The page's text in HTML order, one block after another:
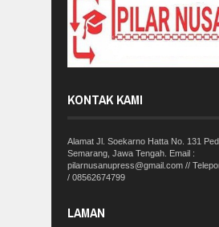
KONTAK KAMI
Alamat Jl. Soekarno Hatta No. 131
Semarang, Jawa Tengah. Email :
pilarnusanupress@gmail.com //
/ 08562674799
LAMAN